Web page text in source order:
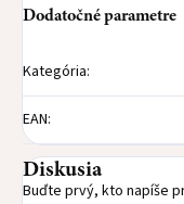
Dodatočné parametre
Kategória:
EAN:
Diskusia
Buďte prvý, kto napíše